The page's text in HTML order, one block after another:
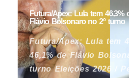
Futura/Apex: Lula tem 46,3%
Flávio Bolsonaro no 2º turno
Futura/Apex: Lula tem
46,1% de Flávio
turno Eleições 2026 /